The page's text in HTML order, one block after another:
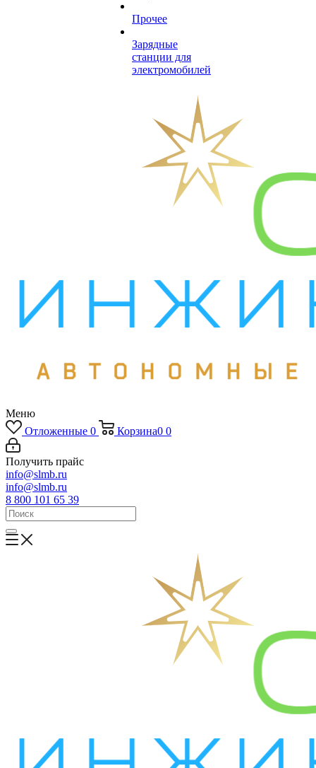
Прочее
Зарядные
станции для
электромобилей
Меню
Отложенные 0 Корзина0 0
Получить прайс
info@slmb.ru
info@slmb.ru
8 800 101 65 39